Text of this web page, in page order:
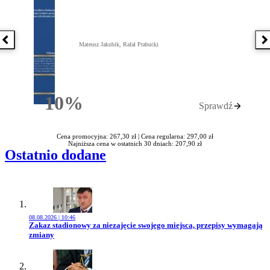
Poprzednia książka
10%Rabatu
Mateusz Jakubik, Rafał Prabucki
Sprawdź
Cena promocyjna: 267,30 zł | Cena regularna: 297,00 zł
Najniższa cena w ostatnich 30 dniach: 207,90 zł
Ostatnio dodane
08.08.2026 | 10:46
Przejdź do artykułu:
Zakaz stadionowy za niezajęcie swojego miejsca, przepisy wymagają
zmiany